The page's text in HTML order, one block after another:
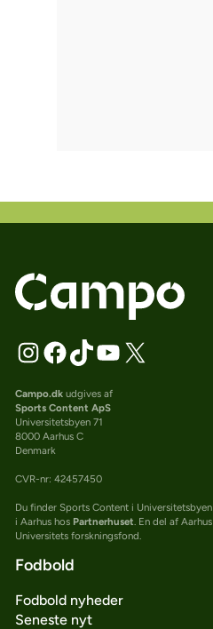
Campo.dkudgives af
Sports Content ApS
Universitetsbyen 71
8000 Aarhus C
Denmark
CVR-nr: 42457450
Du finder Sports Content i Universitetsbyen
i Aarhus hos Partnerhuset. En del af Aarhus
Universitets forskningsfond.
Fodbold
Fodbold nyheder
Seneste nyt